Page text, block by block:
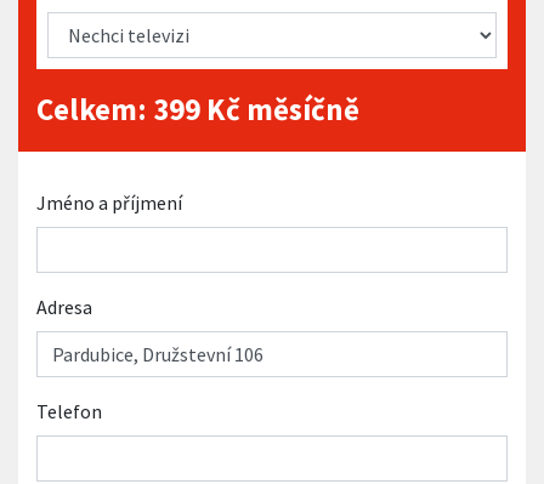
Celkem: 399 Kč měsíčně
Jméno a příjmení
Adresa
Telefon